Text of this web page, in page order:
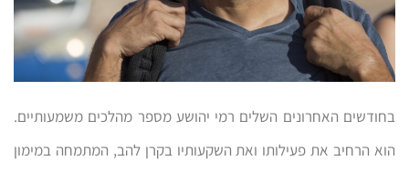
בחודשים האחרונים השלים רמי יהושע מספר מהלכים משמעותיים.
הוא הרחיב את פעילותו ואת השקעותיו בקרן להב, המתמחה במימון